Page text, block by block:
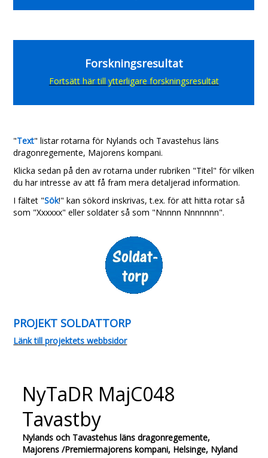
Forskningsresultat
Fortsätt här till ytterligare forskningsresultat
"Text" listar rotarna för Nylands och Tavastehus läns
dragonregemente, Majorens kompani.
Klicka sedan på den av rotarna under rubriken "Titel" för vilken
du har intresse av att få fram mera detaljerad information.
I fältet "Sök!" kan sökord inskrivas, t.ex. för att hitta rotar så
som "Xxxxxx" eller soldater så som "Nnnnn Nnnnnnn".
PROJEKT SOLDATTORP
Länk till projektets webbsidor
NyTaDR MajC048
Tavastby
Nylands och Tavastehus läns dragonregemente,
Majorens /Premiermajorens kompani, Helsinge, Nyland